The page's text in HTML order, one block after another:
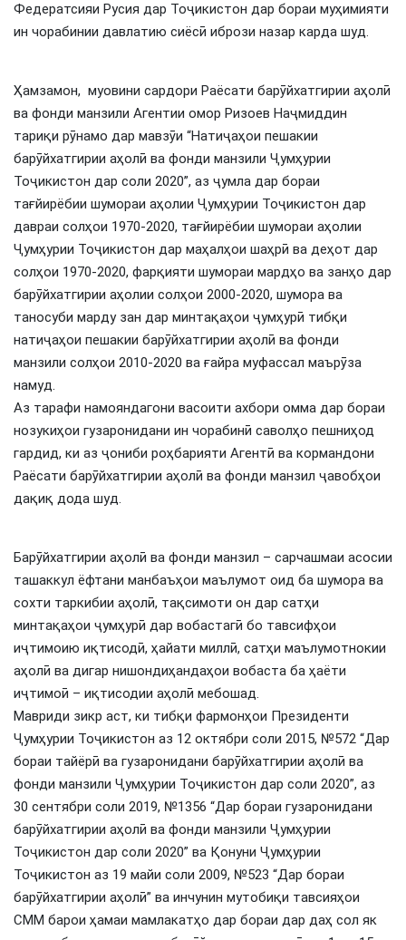
Федератсияи Русия дар Тоҷикистон дар бораи муҳимияти
ин чорабинии давлатию сиёсӣ ибрози назар карда шуд.
Ҳамзамон, муовини сардори Раёсати барӯйхатгирии аҳолӣ
ва фонди манзили Агентии омор Ризоев Наҷмиддин
тариқи рӯнамо дар мавзӯи “Натиҷаҳои пешакии
барӯйхатгирии аҳолӣ ва фонди манзили Ҷумҳурии
Тоҷикистон дар соли 2020”, аз ҷумла дар бораи
тағйирёбии шумораи аҳолии Ҷумҳурии Тоҷикистон дар
давраи солҳои 1970-2020, тағйирёбии шумораи аҳолии
Ҷумҳурии Тоҷикистон дар маҳалҳои шаҳрӣ ва деҳот дар
солҳои 1970-2020, фарқияти шумораи мардҳо ва занҳо дар
барӯйхатгирии аҳолии солҳои 2000-2020, шумора ва
таносуби марду зан дар минтақаҳои ҷумҳурӣ тибқи
натиҷаҳои пешакии барӯйхатгирии аҳолӣ ва фонди
манзили солҳои 2010-2020 ва ғайра муфассал маърӯза
намуд.
Аз тарафи намояндагони васоити ахбори омма дар бораи
нозукиҳои гузаронидани ин чорабинӣ саволҳо пешниҳод
гардид, ки аз ҷониби роҳбарияти Агентӣ ва кормандони
Раёсати барӯйхатгирии аҳолӣ ва фонди манзил ҷавобҳои
дақиқ дода шуд.
Барӯйхатгирии аҳолӣ ва фонди манзил – сарчашмаи асосии
ташаккул ёфтани манбаъҳои маълумот оид ба шумора ва
сохти таркибии аҳолӣ, тақсимоти он дар сатҳи
минтақаҳои ҷумҳурӣ дар вобастагӣ бо тавсифҳои
иҷтимоию иқтисодӣ, ҳайати миллӣ, сатҳи маълумотнокии
аҳолӣ ва дигар нишондиҳандаҳои вобаста ба ҳаёти
иҷтимоӣ – иқтисодии аҳолӣ мебошад.
Мавриди зикр аст, ки тибқи фармонҳои Президенти
Ҷумҳурии Тоҷикистон аз 12 октябри соли 2015, №572 “Дар
бораи тайёрӣ ва гузаронидани барӯйхатгирии аҳолӣ ва
фонди манзили Ҷумҳурии Тоҷикистон дар соли 2020”, аз
30 сентябри соли 2019, №1356 “Дар бораи гузаронидани
барӯйхатгирии аҳолӣ ва фонди манзили Ҷумҳурии
Тоҷикистон дар соли 2020” ва Қонуни Ҷумҳурии
Тоҷикистон аз 19 майи соли 2009, №523 “Дар бораи
барӯйхатгирии аҳолӣ” ва инчунин мутобиқи тавсияҳои
СММ барои ҳамаи мамлакатҳо дар бораи дар даҳ сол як